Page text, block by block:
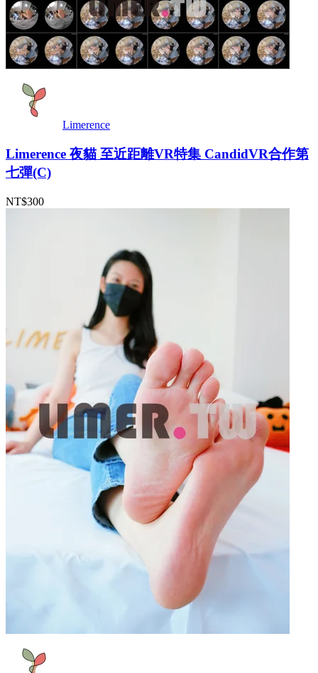
Limerence
Limerence 夜貓 至近距離VR特集 CandidVR合作第
七彈(C)
NT$300